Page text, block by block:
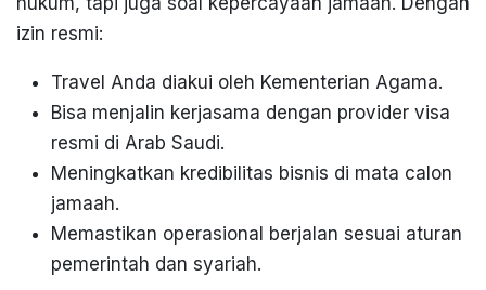
izin resmi:
Travel Anda diakui oleh Kementerian Agama.
Bisa menjalin kerjasama dengan provider visa
resmi di Arab Saudi.
Meningkatkan kredibilitas bisnis di mata calon
jamaah.
Memastikan operasional berjalan sesuai aturan
pemerintah dan syariah.